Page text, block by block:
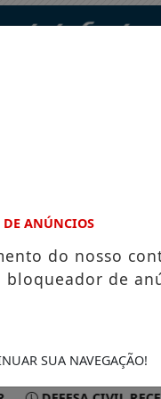
DE ANÚNCIOS
do nosso
de
SUA NAVEGAÇÃO!